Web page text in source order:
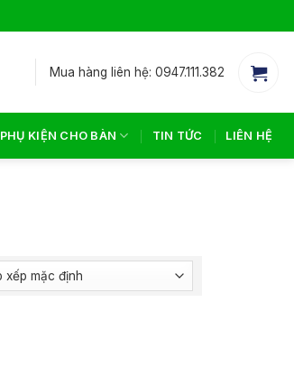
Mua hàng liên hệ: 0947.111.382
PHỤ KIỆN CHO BÀN TIN TỨC LIÊN HỆ